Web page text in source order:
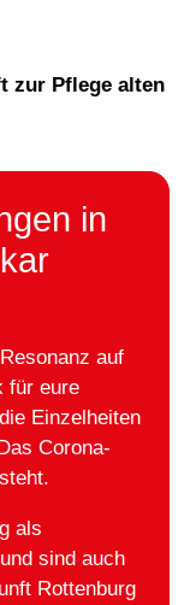
zur Pflege alten
in
auf
für eure
Einzelheiten
Corona-
als
sind auch
Rottenburg